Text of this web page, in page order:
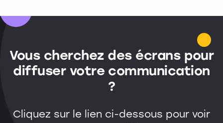
Vous cherchez des écrans pour
diffuser votre communication
?
Cliquez sur le lien ci-dessous pour voir